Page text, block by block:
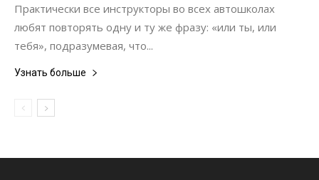
Практически все инструкторы во всех автошколах
любят повторять одну и ту же фразу: «или ты, или
тебя», подразумевая, что...
Узнать больше